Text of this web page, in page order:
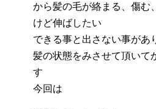
から髪の毛が絡まる、傷む
けど伸ばしたい
できる事と出さない事があ
髪の状態をみさせて頂いて
す
今回は